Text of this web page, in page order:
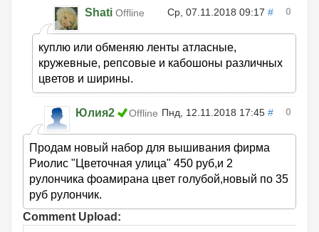
Shati Offline Ср, 07.11.2018 09:17 # 0
куплю или обменяю ленты атласные,
кружевные, репсовые и кабошоны различных
цветов и ширины.
Юлия2 Offline Пнд, 12.11.2018 17:45 # 0
Продам новый набор для вышивания фирма
Риолис "Цветочная улица" 450 руб,и 2
рулончика фоамирана цвет голубой,новый по 35
руб рулончик.
Comment Upload: